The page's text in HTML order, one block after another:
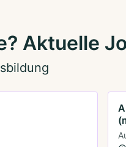
Aktuelle